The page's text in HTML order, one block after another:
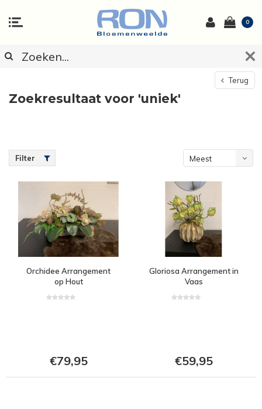
0
Terug
Zoekresultaat voor 'uniek'
Filter
Meest
Orchidee Arrangement
op Hout
€79,95
Gloriosa Arrangement in
Vaas
€59,95